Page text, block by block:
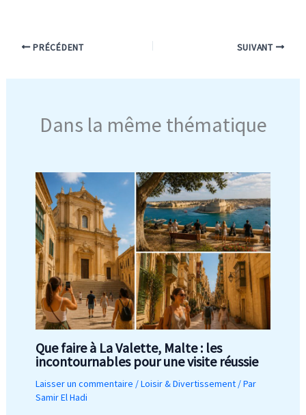
PRÉCÉDENT SUIVANT
Dans la même thématique
Que faire à La Valette, Malte : les
incontournables pour une visite réussie
Laisser un commentaire /Loisir & Divertissement/ Par
Samir El Hadi